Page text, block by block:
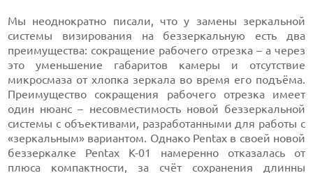
Мы неоднократно писали, что у замены зеркальной
системы визирования на беззеркальную есть два
преимущества: сокращение рабочего отрезка – а через
это уменьшение габаритов камеры и отсутствие
микросмаза от хлопка зеркала во время его подъёма.
Преимущество сокращения рабочего отрезка имеет
один нюанс – несовместимость новой беззеркальной
системы с объективами, разработанными для работы с
«зеркальным» вариантом. Однако Pentax в своей новой
беззеркалке Pentax K-01 намеренно отказалась от
плюса компактности, за счёт сохранения длинны